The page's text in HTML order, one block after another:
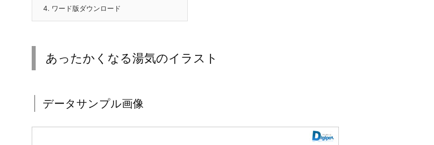
4. ワード版ダウンロード
あったかくなる湯気のイラスト
データサンプル画像